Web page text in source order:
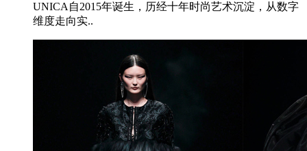
UNICA自2015年诞生，历经十年时尚艺术沉淀，从数字
维度走向实..